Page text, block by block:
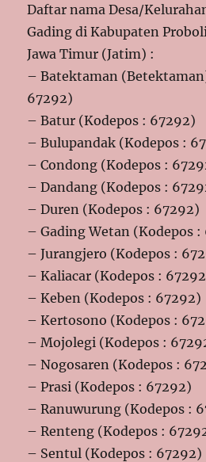
Daftar nama Desa/
Gading di Kabupaten
Jawa Timur (Jatim) :
– Batektaman
67292)
– Batur (Kodepos : 67292)
– Bulupandak (Kodepos :
– Condong (Kodepos :
– Dandang (Kodepos :
– Duren (Kodepos : 67292)
– Gading Wetan (Kodepos :
– Jurangjero (Kodepos :
– Kaliacar (Kodepos :
– Keben (Kodepos : 67292)
– Kertosono (Kodepos :
– Mojolegi (Kodepos :
– Nogosaren (Kodepos :
– Prasi (Kodepos : 67292)
– Ranuwurung (Kodepos :
– Renteng (Kodepos :
– Sentul (Kodepos : 67292)